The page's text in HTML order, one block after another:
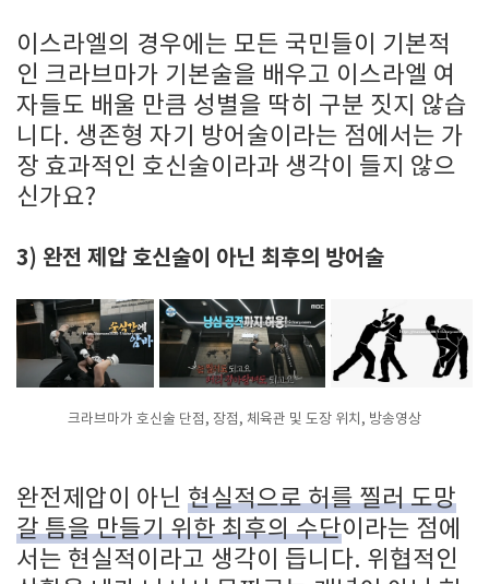
이스라엘의 경우에는 모든 국민들이 기본적
인 크라브마가 기본술을 배우고 이스라엘 여
자들도 배울 만큼 성별을 딱히 구분 짓지 않습
니다. 생존형 자기 방어술이라는 점에서는 가
장 효과적인 호신술이라과 생각이 들지 않으
신가요?
3) 완전 제압 호신술이 아닌 최후의 방어술
크라브마가 호신술 단점, 장점, 체육관 및 도장 위치, 방송영상
완전제압이 아닌 현실적으로 허를 찔러 도망
갈 틈을 만들기 위한 최후의 수단이라는 점에
서는 현실적이라고 생각이 듭니다. 위협적인